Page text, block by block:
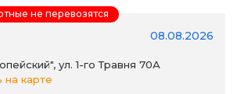
08.08.2026
ул. 1-го Травня 70А
на карте
не перевозятся